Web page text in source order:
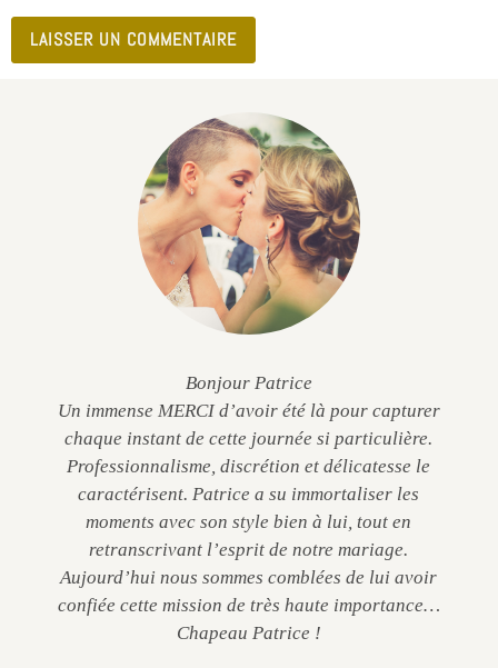
Bonjour Patrice
Un immense MERCI d’avoir été là pour capturer
chaque instant de cette journée si particulière.
Professionnalisme, discrétion et délicatesse le
caractérisent. Patrice a su immortaliser les
moments avec son style bien à lui, tout en
retranscrivant l’esprit de notre mariage.
Aujourd’hui nous sommes comblées de lui avoir
confiée cette mission de très haute importance…
Chapeau Patrice !